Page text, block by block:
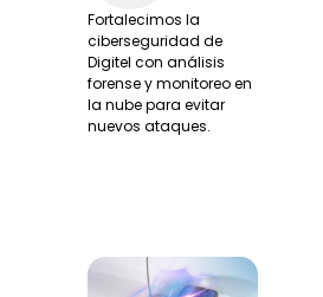
Fortalecimos la
ciberseguridad de
Digitel con análisis
forense y monitoreo en
la nube para evitar
nuevos ataques.